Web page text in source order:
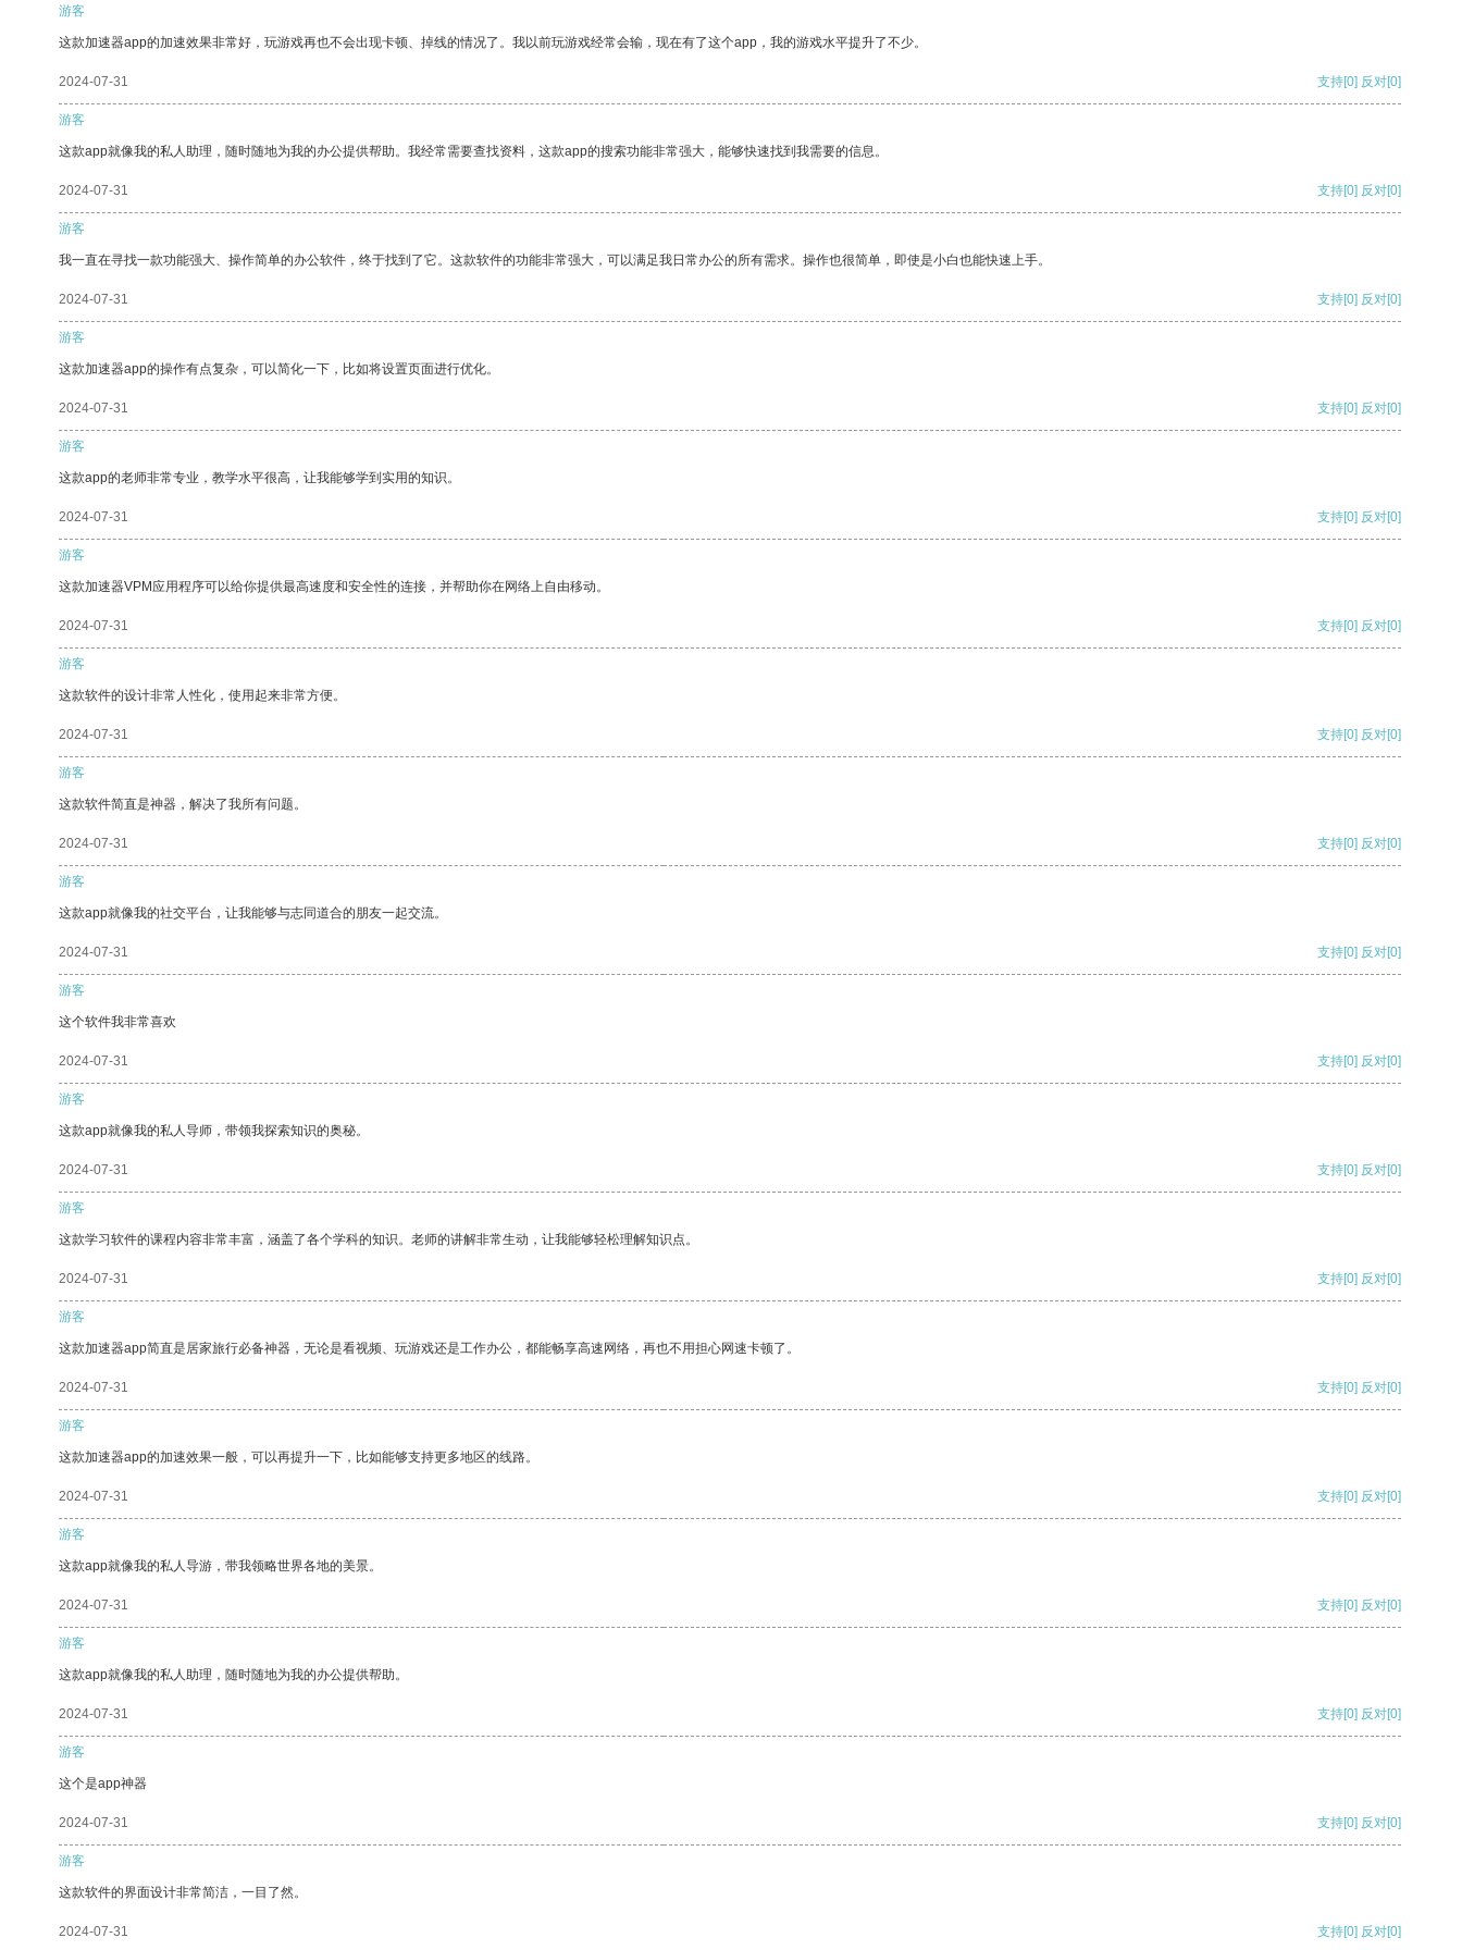
游客
这款加速器app的加速效果非常好，玩游戏再也不会出现卡顿、掉线的情况了。我以前玩游戏经常会输，现在有了这个app，我的游戏水平提升了不少。
2024-07-31 支持[0] 反对[0]
游客
这款app就像我的私人助理，随时随地为我的办公提供帮助。我经常需要查找资料，这款app的搜索功能非常强大，能够快速找到我需要的信息。
2024-07-31 支持[0] 反对[0]
游客
我一直在寻找一款功能强大、操作简单的办公软件，终于找到了它。这款软件的功能非常强大，可以满足我日常办公的所有需求。操作也很简单，即使是小白也能快速上手。
2024-07-31 支持[0] 反对[0]
游客
这款加速器app的操作有点复杂，可以简化一下，比如将设置页面进行优化。
2024-07-31 支持[0] 反对[0]
游客
这款app的老师非常专业，教学水平很高，让我能够学到实用的知识。
2024-07-31 支持[0] 反对[0]
游客
这款加速器VPM应用程序可以给你提供最高速度和安全性的连接，并帮助你在网络上自由移动。
2024-07-31 支持[0] 反对[0]
游客
这款软件的设计非常人性化，使用起来非常方便。
2024-07-31 支持[0] 反对[0]
游客
这款软件简直是神器，解决了我所有问题。
2024-07-31 支持[0] 反对[0]
游客
这款app就像我的社交平台，让我能够与志同道合的朋友一起交流。
2024-07-31 支持[0] 反对[0]
游客
这个软件我非常喜欢
2024-07-31 支持[0] 反对[0]
游客
这款app就像我的私人导师，带领我探索知识的奥秘。
2024-07-31 支持[0] 反对[0]
游客
这款学习软件的课程内容非常丰富，涵盖了各个学科的知识。老师的讲解非常生动，让我能够轻松理解知识点。
2024-07-31 支持[0] 反对[0]
游客
这款加速器app简直是居家旅行必备神器，无论是看视频、玩游戏还是工作办公，都能畅享高速网络，再也不用担心网速卡顿了。
2024-07-31 支持[0] 反对[0]
游客
这款加速器app的加速效果一般，可以再提升一下，比如能够支持更多地区的线路。
2024-07-31 支持[0] 反对[0]
游客
这款app就像我的私人导游，带我领略世界各地的美景。
2024-07-31 支持[0] 反对[0]
游客
这款app就像我的私人助理，随时随地为我的办公提供帮助。
2024-07-31 支持[0] 反对[0]
游客
这个是app神器
2024-07-31 支持[0] 反对[0]
游客
这款软件的界面设计非常简洁，一目了然。
2024-07-31 支持[0] 反对[0]